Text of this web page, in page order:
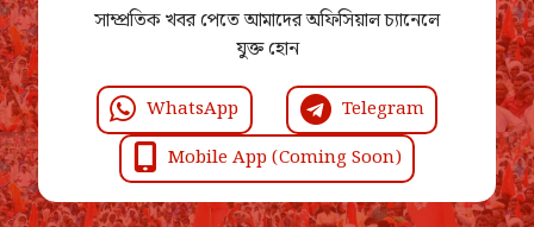
সাম্প্রতিক খবর পেতে আমাদের অফিসিয়াল চ্যানেলে
যুক্ত হোন
WhatsApp
Telegram
Mobile App (Coming Soon)